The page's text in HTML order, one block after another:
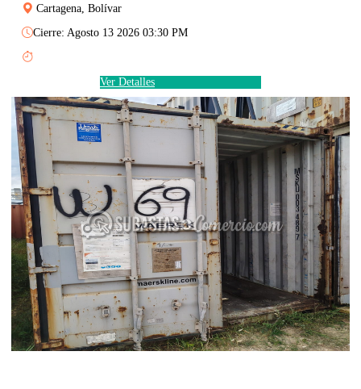
Cartagena, Bolívar
Cierre: Agosto 13 2026 03:30 PM
Ver Detalles